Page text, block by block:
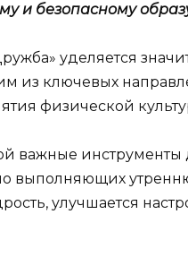
и безопасному
уделяется
из ключевых
физической
важные инструменты
выполняющих
улучшается